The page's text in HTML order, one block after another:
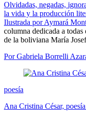
Olvidadas, negadas,
la vida y la producción
Ilustrada porAymará
columna dedicada a todas
de la boliviana María
Por Gabriela Borrelli
poesía
Ana Cristina César,